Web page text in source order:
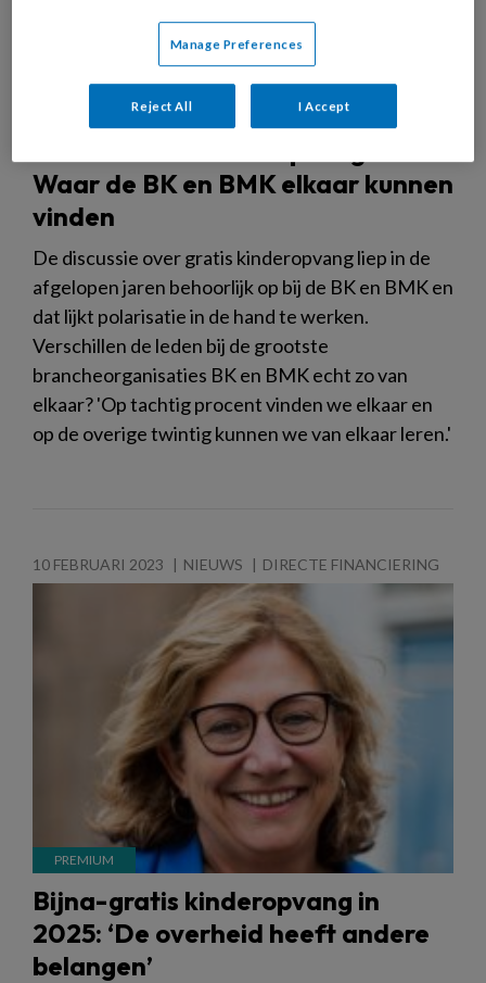
Waar de BK en BMK elkaar kunnen
vinden
De discussie over gratis kinderopvang liep in de
afgelopen jaren behoorlijk op bij de BK en BMK en
dat lijkt polarisatie in de hand te werken.
Verschillen de leden bij de grootste
brancheorganisaties BK en BMK echt zo van
elkaar? 'Op tachtig procent vinden we elkaar en
op de overige twintig kunnen we van elkaar leren.'
10 FEBRUARI 2023 NIEUWS DIRECTE FINANCIERING
Bijna-gratis kinderopvang in
2025: ‘De overheid heeft andere
belangen’
Manage Preferences
Reject All I Accept